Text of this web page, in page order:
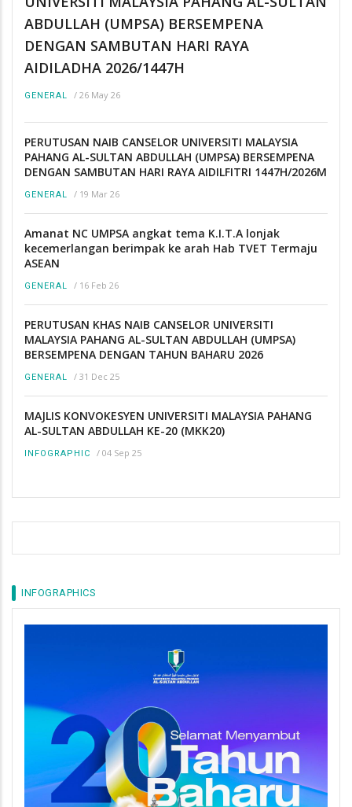
ABDULLAH (UMPSA) BERSEMPENA
DENGAN SAMBUTAN HARI RAYA
AIDILADHA 2026/1447H
GENERAL / 26 May 26
PERUTUSAN NAIB CANSELOR UNIVERSITI MALAYSIA
PAHANG AL-SULTAN ABDULLAH (UMPSA) BERSEMPENA
DENGAN SAMBUTAN HARI RAYA AIDILFITRI 1447H/2026M
GENERAL / 19 Mar 26
Amanat NC UMPSA angkat tema K.I.T.A lonjak
kecemerlangan berimpak ke arah Hab TVET Termaju
ASEAN
GENERAL / 16 Feb 26
PERUTUSAN KHAS NAIB CANSELOR UNIVERSITI
MALAYSIA PAHANG AL-SULTAN ABDULLAH (UMPSA)
BERSEMPENA DENGAN TAHUN BAHARU 2026
GENERAL / 31 Dec 25
MAJLIS KONVOKESYEN UNIVERSITI MALAYSIA PAHANG
AL-SULTAN ABDULLAH KE-20 (MKK20)
INFOGRAPHIC / 04 Sep 25
INFOGRAPHICS